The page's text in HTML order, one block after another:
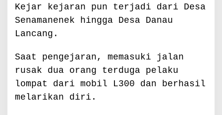
Kejar kejaran pun terjadi dari Desa
Senamanenek hingga Desa Danau
Lancang.
Saat pengejaran, memasuki jalan
rusak dua orang terduga pelaku
lompat dari mobil L300 dan berhasil
melarikan diri.